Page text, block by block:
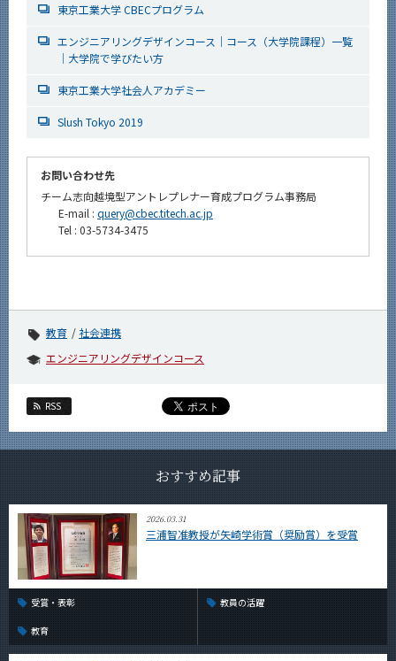
東京工業大学 CBECプログラム
エンジニアリングデザインコース｜コース（大学院課程）一覧
｜大学院で学びたい方
東京工業大学社会人アカデミー
Slush Tokyo 2019
お問い合わせ先
チーム志向越境型アントレプレナー育成プログラム事務局
E-mail : query@cbec.titech.ac.jp
Tel : 03-5734-3475
教育
社会連携
エンジニアリングデザインコース
RSS
おすすめ記事
2026.03.31
三浦智准教授が矢崎学術賞（奨励賞）を受賞
受賞・表彰 教員の活躍
教育